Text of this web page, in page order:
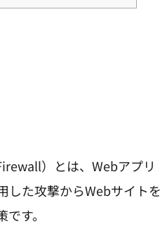
）とは、Webアプリ
した攻撃からWebサイトを
す。